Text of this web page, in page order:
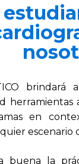
en
escenario
buena la